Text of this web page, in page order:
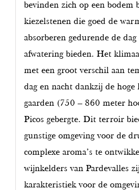
bevinden zich op een bodem
kiezelstenen die goed de
absorberen gedurende de
afwatering bieden. Het
met een groot verschil aan
dag en nacht dankzij de hoge
gaarden (750 – 860 meter
Picos gebergte. Dit terroir
gunstige omgeving voor de
complexe aroma’s te
wijnkelders van Pardevalles
karakteristiek voor de